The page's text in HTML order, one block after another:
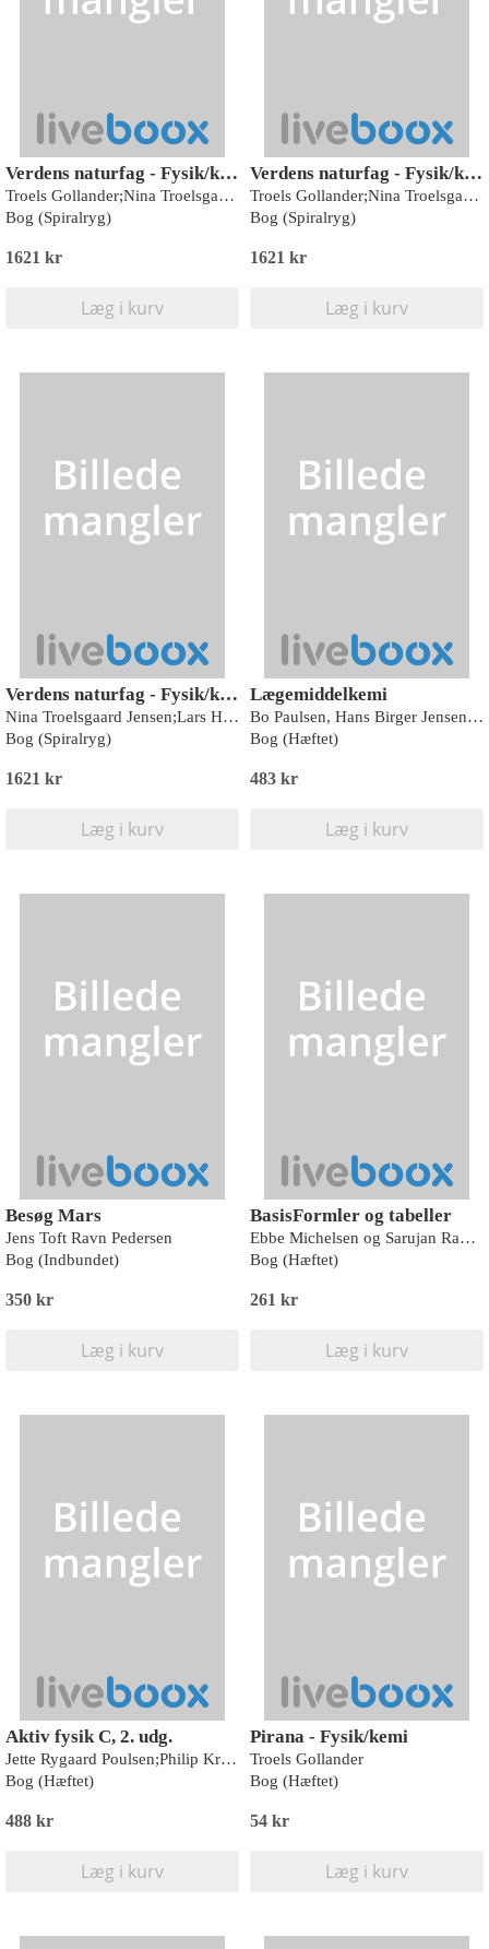
Verdens naturfag - Fysik/kemi
Troels Gollander;Nina Troelsgaard Jensen;Charlotte Lerche;Lars Henrik Jørgensen
Bog (Spiralryg)
1621 kr
Læg i kurv
Verdens naturfag - Fysik/kemi
Troels Gollander;Nina Troelsgaard Jensen;Charlotte Lerche;Lars Henrik Jørgensen
Bog (Spiralryg)
1621 kr
Læg i kurv
Verdens naturfag - Fysik/kemi
Nina Troelsgaard Jensen;Lars Henrik Jørgensen;Rasmus Høiby;Martin Krabbe Sillasen
Bog (Spiralryg)
1621 kr
Læg i kurv
Lægemiddelkemi
Bo Paulsen, Hans Birger Jensen, Inger Spangsbjerg Jensen og Jørgen Mogensen
Bog (Hæftet)
483 kr
Læg i kurv
Besøg Mars
Jens Toft Ravn Pedersen
Bog (Indbundet)
350 kr
Læg i kurv
BasisFormler og tabeller
Ebbe Michelsen og Sarujan Ranganathan
Bog (Hæftet)
261 kr
Læg i kurv
Aktiv fysik C, 2. udg.
Jette Rygaard Poulsen;Philip Kruse Jakobsen;Bjarning Christian Grøn
Bog (Hæftet)
488 kr
Læg i kurv
Pirana - Fysik/kemi
Troels Gollander
Bog (Hæftet)
54 kr
Læg i kurv